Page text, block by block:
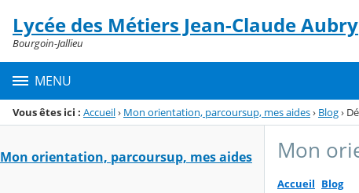
Menu de la rubrique
Contenu
Lycée des Métiers Jean-Claude Aubry
Bourgoin-Jallieu
MENU
Vous êtes ici : Accueil› Mon orientation, parcoursup, mes aides› Blog›
Mon orientation, parcoursup, mes aides Mon
Accueil Blog